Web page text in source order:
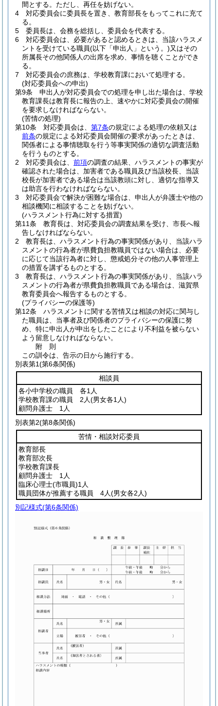
間とする。 ただし、再任を妨げない。
4
対応委員会に委員長を置き、教育部長をもってこれに充て
る。
5
委員長は、会務を総括し、委員会を代表する。
6
対応委員会は、必要があると認めるときは、当該ハラスメ
ントを受けている職員(以下「申出人」という。)又はその
所属長その他関係人の出席を求め、事情を聴くことができ
る。
7
対応委員会の庶務は、学校教育課において処理する。
(対応委員会への申出)
第9条
申出人が対応委員会での処理を申し出た場合は、学校
教育課長は教育長に報告の上、速やかに対応委員会の開催
を要求しなければならない。
(苦情の処理)
第10条
対応委員会は、 第7条の規定による処理の依頼又は
前条の規定による対応委員会開催の要求があったときは、
関係者による事情聴取を行う等事実関係の適切な調査活動
を行うものとする。
2
対応委員会は、 前項の調査の結果、ハラスメントの事実が
確認された場合は、加害者である職員及び当該校長、当該
校長が加害者である場合は当該教頭に対し、適切な指導又
は助言を行わなければならない。
3
対応委員会で解決が困難な場合は、申出人が弁護士や他の
相談機関に相談することを妨げない。
(ハラスメント行為に対する措置)
第11条
教育長は、対応委員会の調査結果を受け、市長へ報
告しなければならない。
2
教育長は、ハラスメント行為の事実関係があり、当該ハラ
スメントの行為者が県費負担教職員ではない場合は、必要
に応じて当該行為者に対し、懲戒処分その他の人事管理上
の措置を講ずるものとする。
3
教育長は、ハラスメント行為の事実関係があり、当該ハラ
スメントの行為者が県費負担教職員である場合は、滋賀県
教育委員会へ報告するものとする。
(プライバシーの保護等)
第12条
ハラスメントに関する苦情又は相談の対応に関与し
た職員は、当事者及び関係者のプライバシーの保護に努
め、特に申出人が申出をしたことにより不利益を被らない
よう留意しなければならない。
附 則
この訓令は、告示の日から施行する。
別表第1(第6条関係)
相談員
各小中学校の職員 各1人
学校教育課の職員 2人(男女各1人)
顧問弁護士 1人
別表第2(第8条関係)
苦情・相談対応委員
教育部長
教育部次長
学校教育課長
顧問弁護士 1人
臨床心理士(市職員)1人
職員団体が推薦する職員 4人(男女各2人)
別記様式(第6条関係)